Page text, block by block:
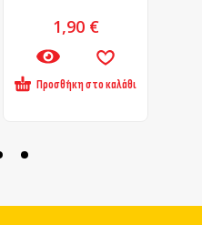
1,90 €
Προσθήκη στο καλάθι